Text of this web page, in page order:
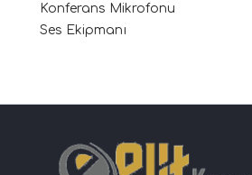
Konferans Mikrofonu
Ses Ekipmanı